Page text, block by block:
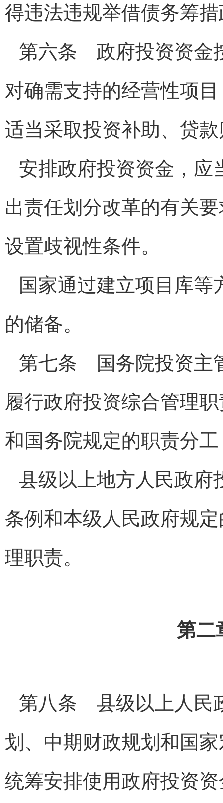
得违法违规举借债务筹
第六条 政府投资资金
对确需支持的经营性项
适当采取投资补助、贷
安排政府投资资金，应
出责任划分改革的有关
设置歧视性条件。
国家通过建立项目库等
的储备。
第七条 国务院投资主
履行政府投资综合管理
和国务院规定的职责分
县级以上地方人民政府
条例和本级人民政府规
理职责。
第
第八条 县级以上人民
划、中期财政规划和国
统筹安排使用政府投资